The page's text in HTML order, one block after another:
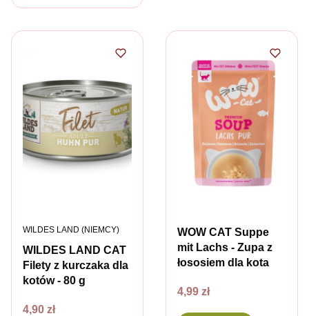
WILDES LAND CAT
Filety z kurczaka dla
kotów - 80 g
PRODUCENT
WILDES LAND (NIEMCY)
Cena
4,90 zł
WOW CAT Suppe
mit Lachs - Zupa z
łososiem dla kota
Cena
4,99 zł